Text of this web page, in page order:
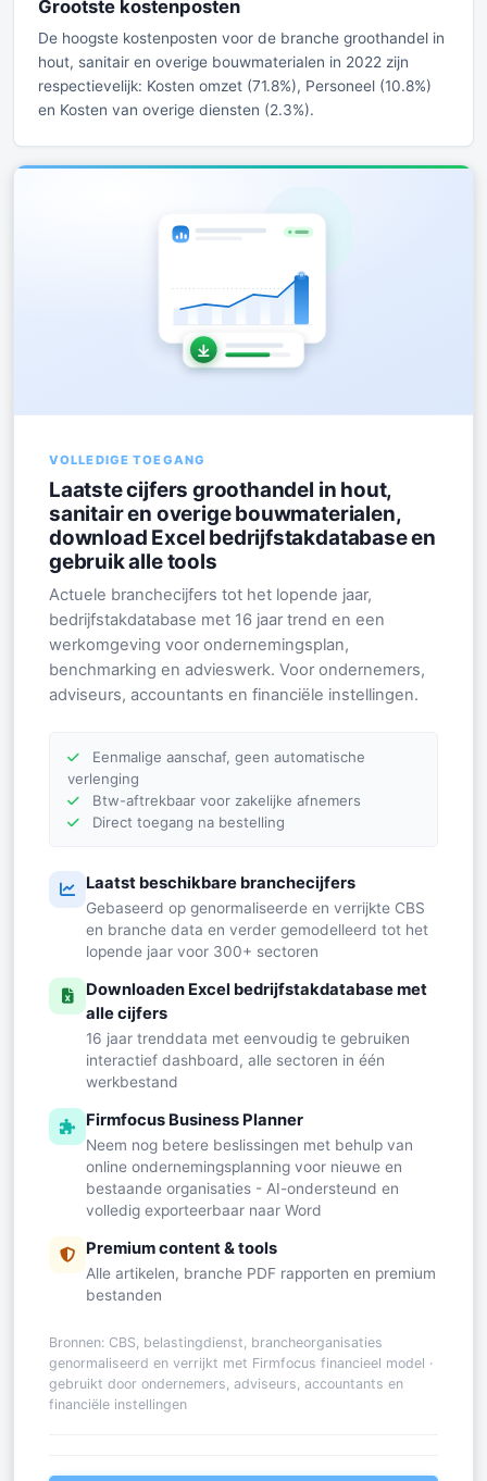
Grootste kostenposten
De hoogste kostenposten voor de branche groothandel in
hout, sanitair en overige bouwmaterialen in 2022 zijn
respectievelijk: Kosten omzet (71.8%), Personeel (10.8%)
en Kosten van overige diensten (2.3%).
VOLLEDIGE TOEGANG
Laatste cijfers groothandel in hout,
sanitair en overige bouwmaterialen,
download Excel bedrijfstakdatabase en
gebruik alle tools
Actuele branchecijfers tot het lopende jaar,
bedrijfstakdatabase met 16 jaar trend en een
werkomgeving voor ondernemingsplan,
benchmarking en advieswerk. Voor ondernemers,
adviseurs, accountants en financiële instellingen.
Eenmalige aanschaf, geen automatische
verlenging
Btw-aftrekbaar voor zakelijke afnemers
Direct toegang na bestelling
Laatst beschikbare branchecijfers
Gebaseerd op genormaliseerde en verrijkte CBS
en branche data en verder gemodelleerd tot het
lopende jaar voor 300+ sectoren
Downloaden Excel bedrijfstakdatabase met
alle cijfers
16 jaar trenddata met eenvoudig te gebruiken
interactief dashboard, alle sectoren in één
werkbestand
Firmfocus Business Planner
Neem nog betere beslissingen met behulp van
online ondernemingsplanning voor nieuwe en
bestaande organisaties - AI-ondersteund en
volledig exporteerbaar naar Word
Premium content & tools
Alle artikelen, branche PDF rapporten en premium
bestanden
Bronnen: CBS, belastingdienst, brancheorganisaties
genormaliseerd en verrijkt met Firmfocus financieel model ·
gebruikt door ondernemers, adviseurs, accountants en
financiële instellingen